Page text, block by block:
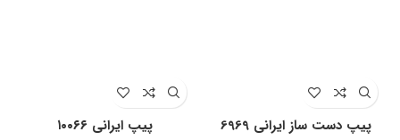
پیپ دست ساز ایرانی 6969
پیپ ایرانی ۱۰۰۶۶